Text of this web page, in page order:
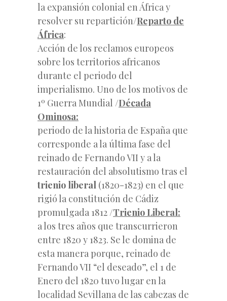
la expansión colonial en África y
resolver su repartición/Reparto de
África:
Acción de los reclamos europeos
sobre los territorios africanos
durante el periodo del
imperialismo. Uno de los motivos de
1º Guerra Mundial /Década
Ominosa:
periodo de la historia de España que
corresponde a la última fase del
reinado de Fernando VII y a la
restauración del absolutismo tras el
trienio liberal (1820-1823) en el que
rigió la constitución de Cádiz
promulgada 1812 /Trienio Liberal:
a los tres años que transcurrieron
entre 1820 y 1823. Se le domina de
esta manera porque, reinado de
Fernando VII “el deseado”, el 1 de
Enero del 1820 tuvo lugar en la
localidad Sevillana de las cabezas de